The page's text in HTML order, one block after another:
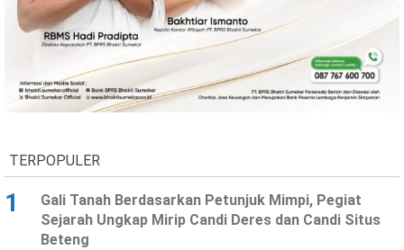
TERPOPULER
1
Gali Tanah Berdasarkan Petunjuk Mimpi, Pegiat
Sejarah Ungkap Mirip Candi Deres dan Candi Situs
Beteng